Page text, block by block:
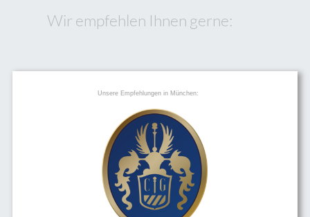
Wir empfehlen Ihnen gerne:
Unsere Empfehlungen in München: